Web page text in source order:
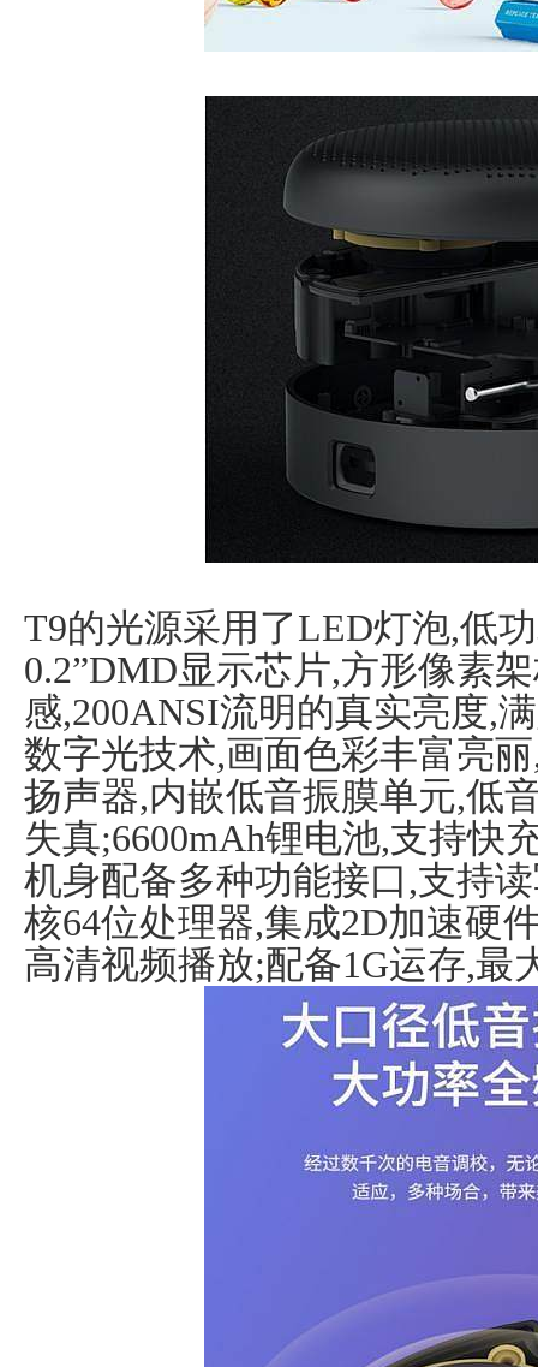
T9的光源采用了LED灯泡,低
0.2”DMD显示芯片,方形像素
感,200ANSI流明的真实亮度,
数字光技术,画面色彩丰富亮
扬声器,内嵌低音振膜单元,低
失真;6600mAh锂电池,支持快
机身配备多种功能接口,支持
核64位处理器,集成2D加速硬
高清视频播放;配备1G运存,最